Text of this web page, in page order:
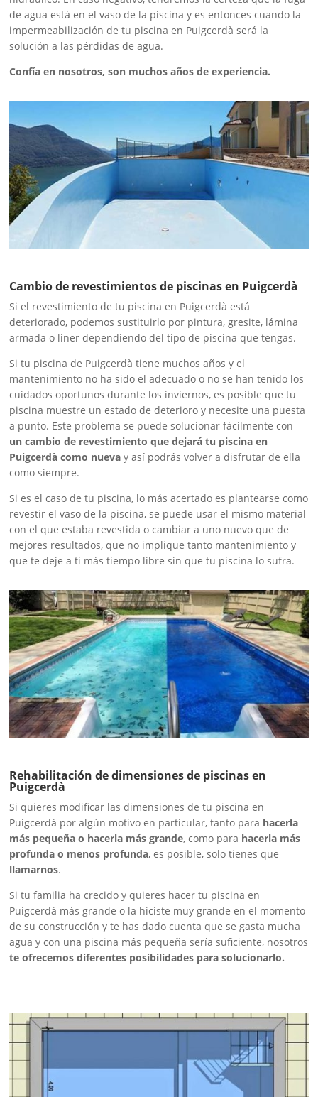
de agua está en el vaso de la piscina y es entonces cuando la
impermeabilización de tu piscina en Puigcerdà será la
solución a las pérdidas de agua.
Confía en nosotros, son muchos años de experiencia.
Cambio de revestimientos de piscinas en Puigcerdà
Si el revestimiento de tu piscina en Puigcerdà está
deteriorado, podemos sustituirlo por pintura, gresite, lámina
armada o liner dependiendo del tipo de piscina que tengas.
Si tu piscina de Puigcerdà tiene muchos años y el
mantenimiento no ha sido el adecuado o no se han tenido los
cuidados oportunos durante los inviernos, es posible que tu
piscina muestre un estado de deterioro y necesite una puesta
a punto. Este problema se puede solucionar fácilmente con
un cambio de revestimiento que dejará tu piscina en
Puigcerdà como nueva y así podrás volver a disfrutar de ella
como siempre.
Si es el caso de tu piscina, lo más acertado es plantearse como
revestir el vaso de la piscina, se puede usar el mismo material
con el que estaba revestida o cambiar a uno nuevo que de
mejores resultados, que no implique tanto mantenimiento y
que te deje a ti más tiempo libre sin que tu piscina lo sufra.
Rehabilitación de dimensiones de piscinas en
Puigcerdà
Si quieres modificar las dimensiones de tu piscina en
Puigcerdà por algún motivo en particular, tanto para hacerla
más pequeña o hacerla más grande, como para hacerla más
profunda o menos profunda, es posible, solo tienes que
llamarnos.
Si tu familia ha crecido y quieres hacer tu piscina en
Puigcerdà más grande o la hiciste muy grande en el momento
de su construcción y te has dado cuenta que se gasta mucha
agua y con una piscina más pequeña sería suficiente, nosotros
te ofrecemos diferentes posibilidades para solucionarlo.